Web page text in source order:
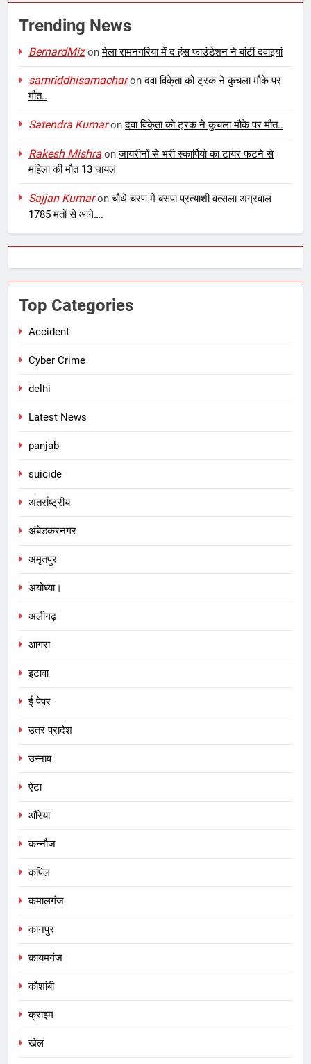
Trending News
BernardMizonमेला रामनगरिया में द हंस फाउंडेशन ने बांटीं दवाइयां
samriddhisamacharonदवा विके्ता को ट्रक ने कुचला मौके पर
मौत..
Satendra Kumaronदवा विके्ता को ट्रक ने कुचला मौके पर मौत..
Rakesh Mishra onजायरीनों से भरी स्कार्पियो का टायर फटने से
महिला की मौत 13 घायल
Sajjan Kumaronचौथे चरण में बसपा प्रत्याशी वत्सला अग्रवाल
1785 मतों से आगे….
Top Categories
Accident
Cyber Crime
delhi
Latest News
panjab
suicide
अंतर्राष्ट्रीय
अंबेडकरनगर
अमृतपुर
अयोध्या।
अलीगढ़
आगरा
इटावा
ई-पेपर
उतर प्रादेश
उन्नाव
ऐटा
औरेया
कन्नौज
कंपिल
कमालगंज
कानपुर
कायमगंज
कौशांबी
क्राइम
खेल